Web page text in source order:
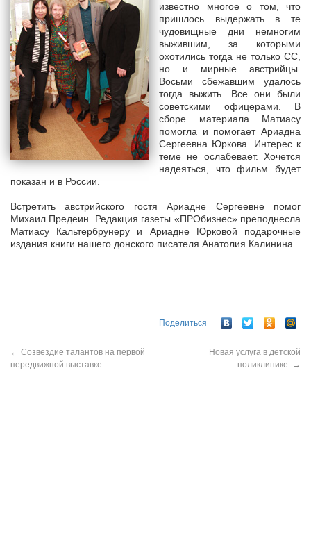
известно многое о том, что
пришлось выдержать в те
чудовищные дни немногим
выжившим, за которыми
охотились тогда не только СС,
но и мирные австрийцы.
Восьми сбежавшим удалось
тогда выжить. Все они были
советскими офицерами. В
сборе материала Матиасу
помогла и помогает Ариадна
Сергеевна Юркова. Интерес к
теме не ослабевает. Хочется
надеяться, что фильм будет
показан и в России.
Встретить австрийского гостя Ариадне Сергеевне помог
Михаил Предеин. Редакция газеты «ПРОбизнес» преподнесла
Матиасу Кальтербрунеру и Ариадне Юрковой подарочные
издания книги нашего донского писателя Анатолия Калинина.
Поделиться
← Созвездие талантов на первой
передвижной выставке
Новая услуга в детской
поликлинике. →